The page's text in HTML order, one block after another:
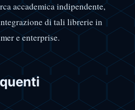
accademica indipendente,
di tali librerie in
e enterprise.